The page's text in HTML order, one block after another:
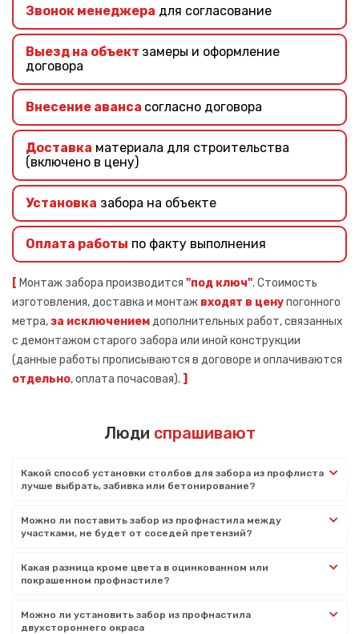
Звонок менеджера для согласование
Выезд на объект замеры и оформление
договора
Внесение аванса согласно договора
Доставка материала для строительства
(включено в цену)
Установка забора на объекте
Оплата работы по факту выполнения
[ Монтаж забора производится "под ключ". Стоимость
изготовления, доставка и монтаж входят в ценупогонного
метра,за исключениемдополнительных работ, связанных
с демонтажом старого забора или иной конструкции
(данные работы прописываются в договоре и оплачиваются
отдельно, оплата почасовая). ]
Люди спрашивают
Какой способ установки столбов для забора из профлиста
лучше выбрать, забивка или бетонирование?
Можно ли поставить забор из профнастила между
участками, не будет от соседей претензий?
Какая разница кроме цвета в оцинкованном или
покрашенном профнастиле?
Можно ли установить забор из профнастила
двухстороннего окраса